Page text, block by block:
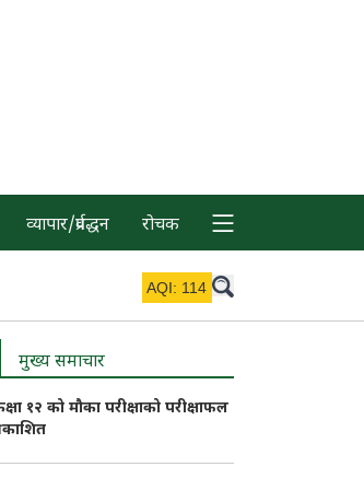
व्यापार/प्रर्वद्धन रोचक
AQI: 114
मुख्य समाचार
१२ को मौका परीक्षाको परीक्षाफल